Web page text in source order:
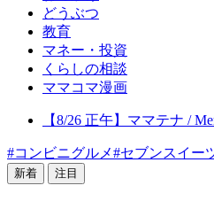
どうぶつ
教育
マネー・投資
くらしの相談
ママコマ漫画
【8/26 正午】ママテナ /
#コンビニグルメ#セブンスイー
新着 注目